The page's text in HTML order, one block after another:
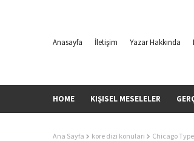
Anasayfa İletişim Yazar Hakkında
HOME KIŞISEL MESELELER
Ana Sayfa kore dizi konuları Chicago